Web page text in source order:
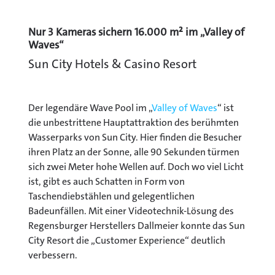
Nur 3 Kameras sichern 16.000 m² im „Valley of
Waves“
Sun City Hotels & Casino Resort
Der legendäre Wave Pool im „Valley of Waves“ ist
die unbestrittene Hauptattraktion des berühmten
Wasserparks von Sun City. Hier finden die Besucher
ihren Platz an der Sonne, alle 90 Sekunden türmen
sich zwei Meter hohe Wellen auf. Doch wo viel Licht
ist, gibt es auch Schatten in Form von
Taschendiebstählen und gelegentlichen
Badeunfällen. Mit einer Videotechnik-Lösung des
Regensburger Herstellers Dallmeier konnte das Sun
City Resort die „Customer Experience“ deutlich
verbessern.